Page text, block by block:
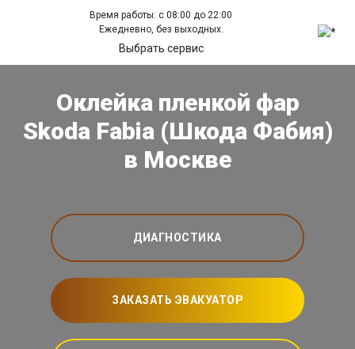
Время работы: с 08:00 до 22:00
Ежедневно, без выходных.
Выбрать сервис
Оклейка пленкой фар
Skoda Fabia (Шкода Фабия)
в Москве
ДИАГНОСТИКА
ЗАКАЗАТЬ ЭВАКУАТОР